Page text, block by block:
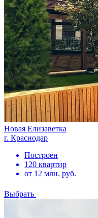
Новая Елизаветка
г. Краснодар
Построен
120 квартир
от 12 млн. руб.
Выбрать